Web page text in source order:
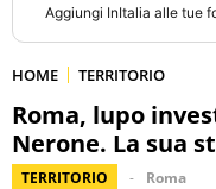
Aggiungi InItalia alle tue
HOME TERRITORIO
Roma, lupo
Nerone. La sua
TERRITORIO Roma